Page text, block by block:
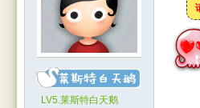
LV5.莱斯特白天鹅